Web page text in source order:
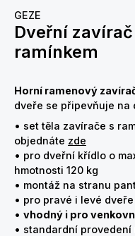
GEZE
Dveřní zavírač
ramínkem
Horní ramenový
dveře se připevňuje na
• set těla zavírače s
objednáte zde
• pro dveřní křídlo o
hmotnosti 120 kg
• montáž na stranu
• pro pravé i levé dveře
• vhodný i pro
• standardní